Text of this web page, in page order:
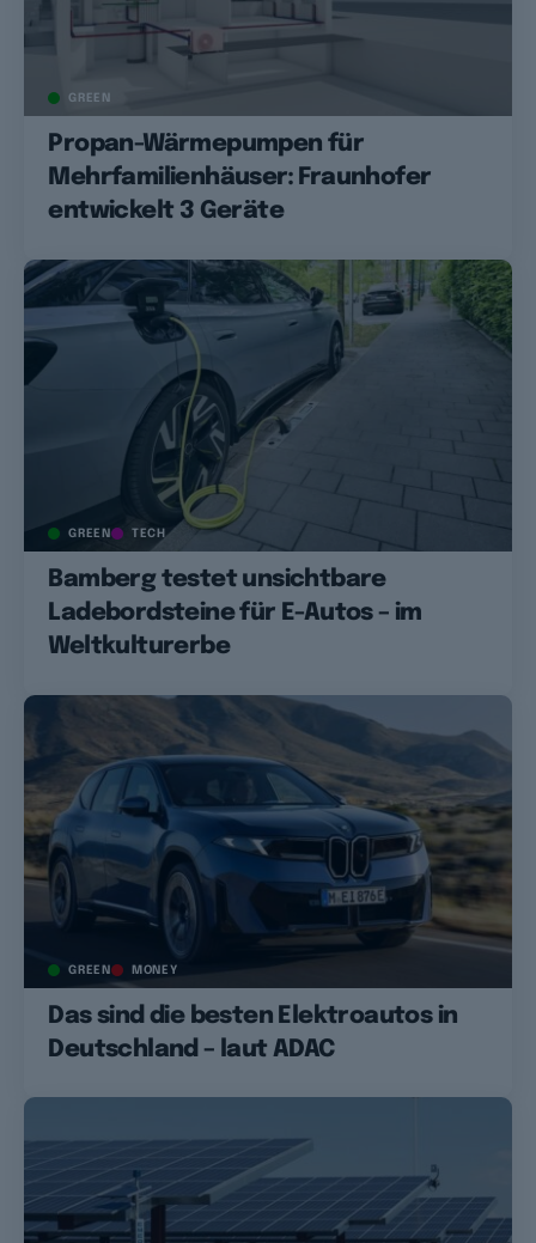
GREEN
Propan-Wärmepumpen für
Mehrfamilienhäuser: Fraunhofer
entwickelt 3 Geräte
GREEN TECH
Bamberg testet unsichtbare
Ladebordsteine für E-Autos – im
Weltkulturerbe
GREEN MONEY
Das sind die besten Elektroautos in
Deutschland – laut ADAC